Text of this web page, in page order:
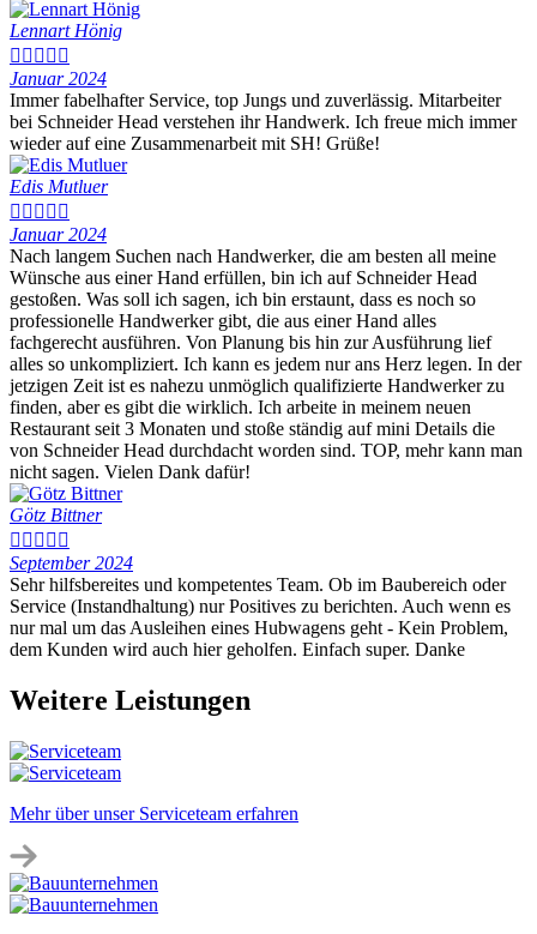
Lennart Hönig
    
Januar 2024
Immer fabelhafter Service, top Jungs und zuverlässig. Mitarbeiter
bei Schneider Head verstehen ihr Handwerk. Ich freue mich immer
wieder auf eine Zusammenarbeit mit SH! Grüße!
Edis Mutluer
    
Januar 2024
Nach langem Suchen nach Handwerker, die am besten all meine
Wünsche aus einer Hand erfüllen, bin ich auf Schneider Head
gestoßen. Was soll ich sagen, ich bin erstaunt, dass es noch so
professionelle Handwerker gibt, die aus einer Hand alles
fachgerecht ausführen. Von Planung bis hin zur Ausführung lief
alles so unkompliziert. Ich kann es jedem nur ans Herz legen. In der
jetzigen Zeit ist es nahezu unmöglich qualifizierte Handwerker zu
finden, aber es gibt die wirklich. Ich arbeite in meinem neuen
Restaurant seit 3 Monaten und stoße ständig auf mini Details die
von Schneider Head durchdacht worden sind. TOP, mehr kann man
nicht sagen. Vielen Dank dafür!
Götz Bittner
    
September 2024
Sehr hilfsbereites und kompetentes Team. Ob im Baubereich oder
Service (Instandhaltung) nur Positives zu berichten. Auch wenn es
nur mal um das Ausleihen eines Hubwagens geht - Kein Problem,
dem Kunden wird auch hier geholfen. Einfach super. Danke
Weitere Leistungen
Mehr über unser Serviceteam erfahren